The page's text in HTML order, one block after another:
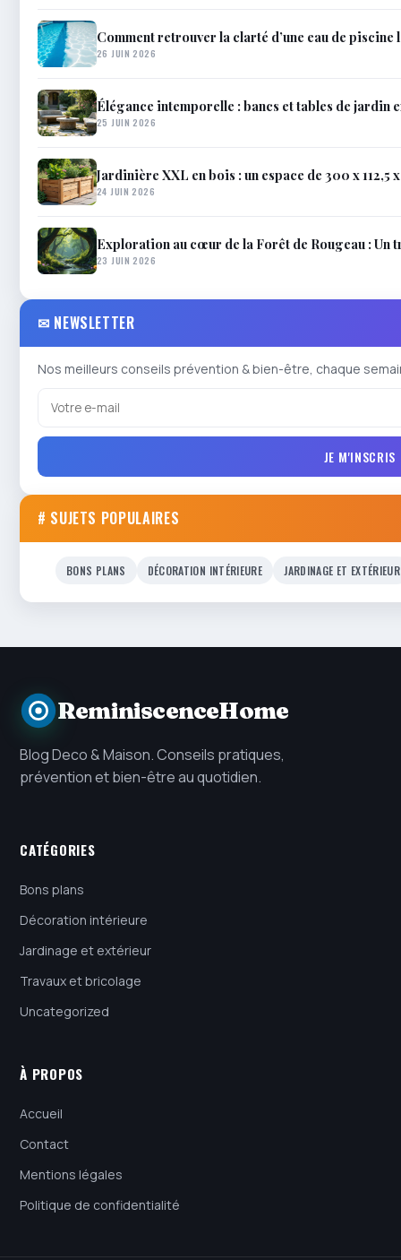
Comment retrouver la clarté d’une eau de piscine
26 JUIN 2026
Élégance intemporelle : bancs et tables de jardin
25 JUIN 2026
Jardinière XXL en bois : un espace de 300 x
24 JUIN 2026
Exploration au cœur de la Forêt de Rougeau : Un
23 JUIN 2026
✉ NEWSLETTER
Nos meilleurs conseils prévention & bien-être, chaque
JE M'INSCRIS
# SUJETS POPULAIRES
BONS PLANS DÉCORATION INTÉRIEURE JARDINAGE ET EXTÉRIEUR
ReminiscenceHome
Blog Deco & Maison. Conseils pratiques,
prévention et bien-être au quotidien.
CATÉGORIES
Bons plans
Décoration intérieure
Jardinage et extérieur
Travaux et bricolage
Uncategorized
À PROPOS
Accueil
Contact
Mentions légales
Politique de confidentialité